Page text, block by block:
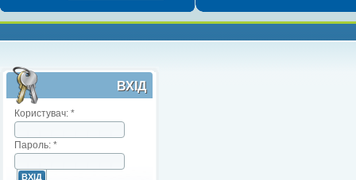
ВХІД
Користувач: *
Пароль: *